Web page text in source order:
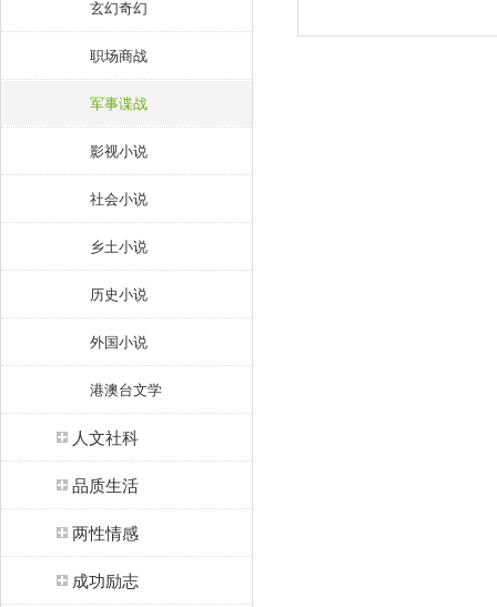
玄幻奇幻
职场商战
军事谍战
影视小说
社会小说
乡土小说
历史小说
外国小说
港澳台文学
人文社科
品质生活
两性情感
成功励志